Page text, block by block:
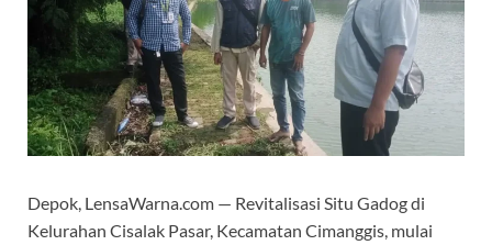
Depok, LensaWarna.com — Revitalisasi Situ Gadog di
Kelurahan Cisalak Pasar, Kecamatan Cimanggis, mulai